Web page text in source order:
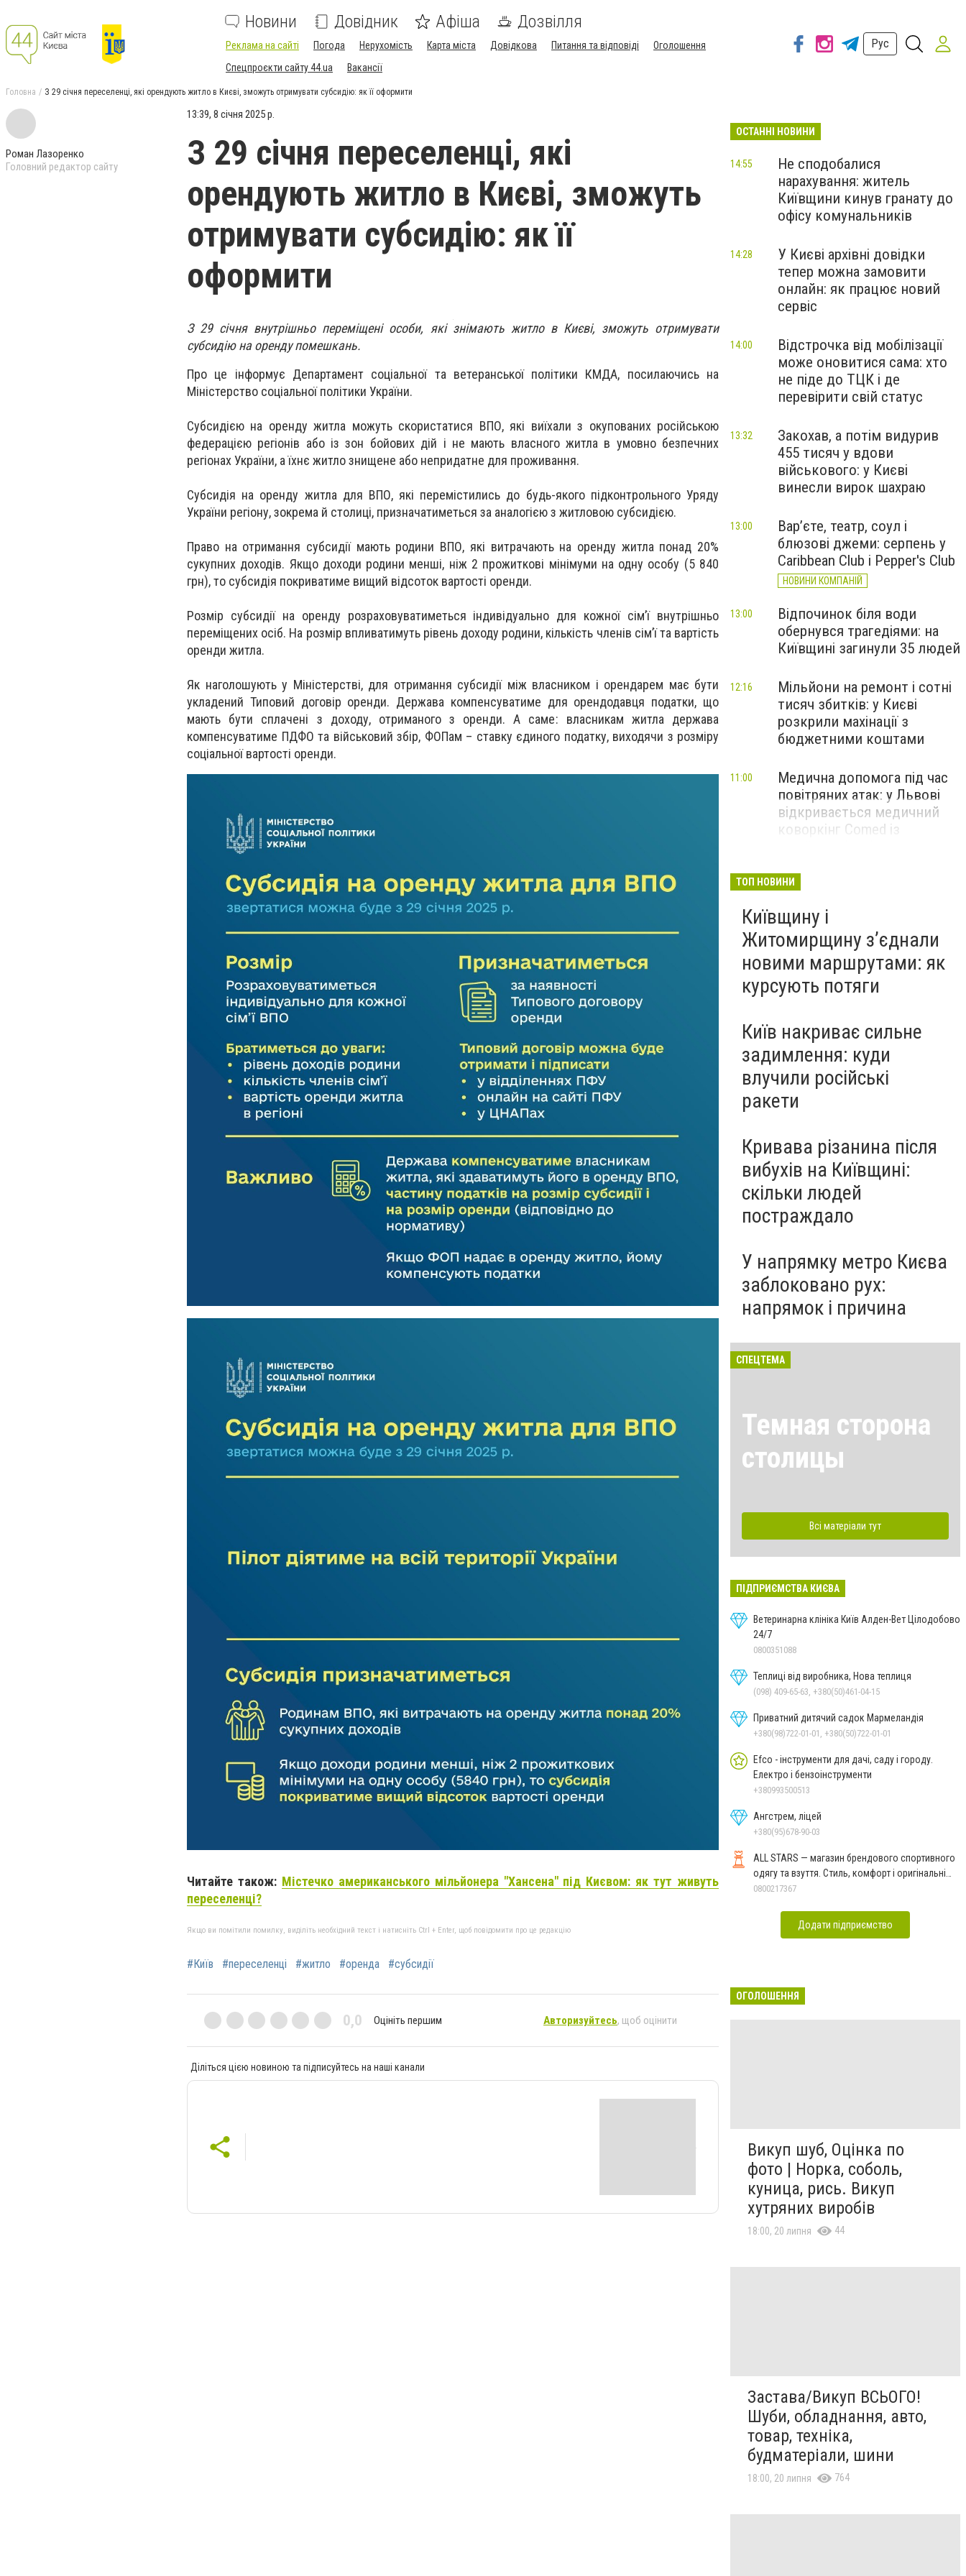
Новини Довідник Афіша Дозвілля
Реклама на сайті Погода Нерухомість Карта міста Довідкова Питання та відповіді
Оголошення
Спецпроєкти сайту 44.ua
Вакансії
Рус
Головна З 29 січня переселенці, які орендують житло в Києві, зможуть отримувати субсидію: як її оформити
Роман Лазоренко
Головний редактор сайту
13:39, 8 січня 2025 р.
З 29 січня переселенці, які
орендують житло в Києві, зможуть
отримувати субсидію: як її
оформити
З 29 січня внутрішньо переміщені особи, які знімають житло в Києві, зможуть отримувати
субсидію на оренду помешкань.
Про це інформує Департамент соціальної та ветеранської політики КМДА, посилаючись на
Міністерство соціальної політики України.
Субсидією на оренду житла можуть скористатися ВПО, які виїхали з окупованих російською
федерацією регіонів або із зон бойових дій і не мають власного житла в умовно безпечних
регіонах України, а їхнє житло знищене або непридатне для проживання.
Субсидія на оренду житла для ВПО, які перемістились до будь-якого підконтрольного Уряду
України регіону, зокрема й столиці, призначатиметься за аналогією з житловою субсидією.
Право на отримання субсидії мають родини ВПО, які витрачають на оренду житла понад 20%
сукупних доходів. Якщо доходи родини менші, ніж 2 прожиткові мінімуми на одну особу (5 840
грн), то субсидія покриватиме вищий відсоток вартості оренди.
Розмір субсидії на оренду розраховуватиметься індивідуально для кожної сім’ї внутрішньо
переміщених осіб. На розмір впливатимуть рівень доходу родини, кількість членів сім’ї та вартість
оренди житла.
Як наголошують у Міністерстві, для отримання субсидії між власником і орендарем має бути
укладений Типовий договір оренди. Держава компенсуватиме для орендодавця податки, що
мають бути сплачені з доходу, отриманого з оренди. А саме: власникам житла держава
компенсуватиме ПДФО та військовий збір, ФОПам – ставку єдиного податку, виходячи з розміру
соціальної вартості оренди.
Читайте також: Містечко американського мільйонера "‎Хансена"‎ під Києвом: як тут живуть
переселенці?
Якщо ви помітили помилку, виділіть необхідний текст і натисніть Ctrl + Enter, щоб повідомити про це редакцію
#Київ #переселенці #житло #оренда #субсидії
0,0 Оцініть першим Авторизуйтесь, щоб оцінити
Діліться цією новиною та підписуйтесь на наші канали
ОСТАННІ НОВИНИ
Не сподобалися
нарахування: житель
Київщини кинув гранату до
офісу комунальників
14:55
У Києві архівні довідки
тепер можна замовити
онлайн: як працює новий
сервіс
14:28
Відстрочка від мобілізації
може оновитися сама: хто
не піде до ТЦК і де
перевірити свій статус
14:00
Закохав, а потім видурив
455 тисяч у вдови
військового: у Києві
винесли вирок шахраю
13:32
Вар’єте, театр, соул і
блюзові джеми: серпень у
Caribbean Club і Pepper's Club
НОВИНИ КОМПАНІЙ
13:00
Відпочинок біля води
обернувся трагедіями: на
Київщині загинули 35 людей
13:00
Мільйони на ремонт і сотні
тисяч збитків: у Києві
розкрили махінації з
бюджетними коштами
12:16
Медична допомога під час
повітряних атак: у Львові
відкривається медичний
коворкінг Comed із
11:00
ТОП НОВИНИ
Київщину і
Житомирщину з’єднали
новими маршрутами: як
курсують потяги
Київ накриває сильне
задимлення: куди
влучили російські
ракети
Кривава різанина після
вибухів на Київщині:
скільки людей
постраждало
У напрямку метро Києва
заблоковано рух:
напрямок і причина
СПЕЦТЕМА
Темная сторона
столицы
Всі матеріали тут
ПІДПРИЄМСТВА КИЄВА
Ветеринарна клініка Київ Алден-Вет Цілодобово
24/7
0800351088
Теплиці від виробника, Нова теплиця
(098) 409-65-63, +380(50)461-04-15
Приватний дитячий садок Мармеландія
+380(98)722-01-01, +380(50)722-01-01
Efco - інструменти для дачі, саду і городу.
Електро і бензоінструменти
+380993500513
Ангстрем, ліцей
+380(95)678-90-03
ALL STARS — магазин брендового спортивного
одягу та взуття. Стиль, комфорт і оригінальні
моделі
0800217367
Додати підприємство
ОГОЛОШЕННЯ
Викуп шуб, Оцінка по
фото | Норка, соболь,
куница, рись. Викуп
хутряних виробів
18:00, 20 липня 44
Застава/Викуп ВСЬОГО!
Шуби, обладнання, авто,
товар, техніка,
будматеріали, шини
18:00, 20 липня 764